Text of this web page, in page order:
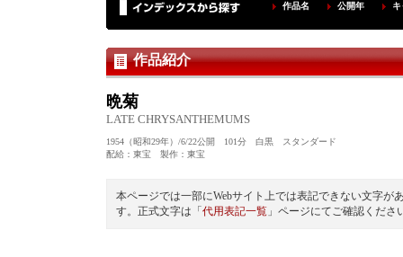
作品名 公開年
作品紹介
晩菊
LATE CHRYSANTHEMUMS
1954（昭和29年）/6/22公開 101分 白黒 スタンダード
配給：東宝 製作：東宝
本ページでは一部にWebサイト上では表記できない文字が
す。正式文字は「 代用表記一覧」ページにてご確認くださ